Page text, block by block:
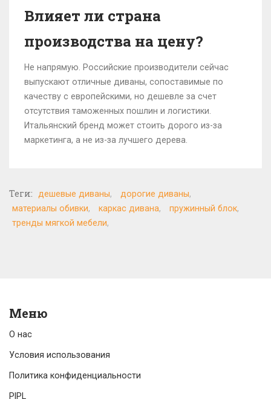
Влияет ли страна
производства на цену?
Не напрямую. Российские производители сейчас
выпускают отличные диваны, сопоставимые по
качеству с европейскими, но дешевле за счет
отсутствия таможенных пошлин и логистики.
Итальянский бренд может стоить дорого из-за
маркетинга, а не из-за лучшего дерева.
Теги: дешевые диваны
дорогие диваны
материалы обивки
каркас дивана
пружинный блок
тренды мягкой мебели
Меню
О нас
Условия использования
Политика конфиденциальности
PIPL